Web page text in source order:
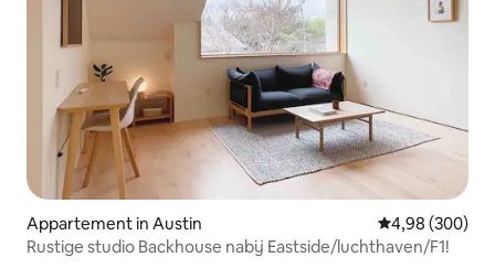
Appartement in Austin Gemiddelde
4,98 (300)
Rustige studio Backhouse nabij Eastside/luchthaven/F1!